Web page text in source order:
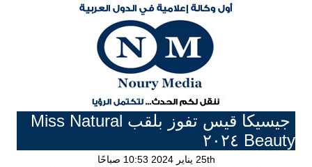
جيسيكا قيس تفوز بلقب Miss Natural
Beauty ٢٠٢٤
25th يناير 2024 10:53 صباحًا